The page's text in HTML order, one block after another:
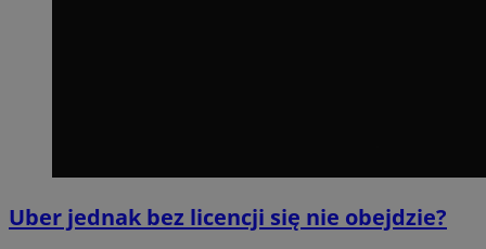
Uber jednak bez licencji się nie obejdzie?